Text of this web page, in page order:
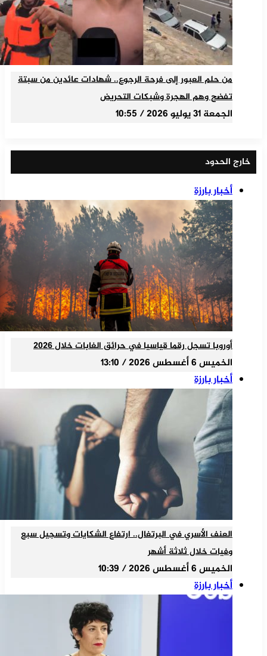
من حلم العبور إلى فرحة الرجوع.. شهادات عائدين من سبتة
تفضح وهم الهجرة وشبكات التحريض
الجمعة 31 يوليو 2026 / 10:55
خارج الحدود
أخبار بارزة
أوروبا تسجل رقما قياسيا في حرائق الغابات خلال 2026
الخميس 6 أغسطس 2026 / 13:10
أخبار بارزة
العنف الأسري في البرتغال.. ارتفاع الشكايات وتسجيل سبع
وفيات خلال ثلاثة أشهر
الخميس 6 أغسطس 2026 / 10:39
أخبار بارزة